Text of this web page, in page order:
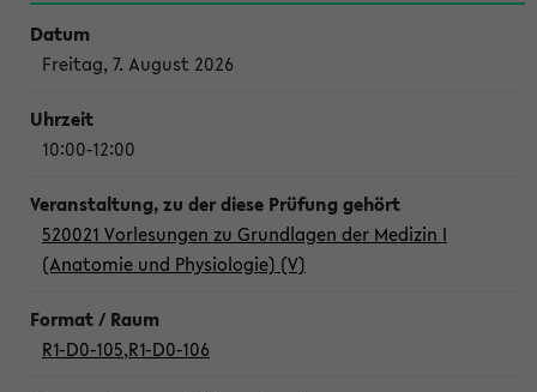
Freitag, 7. August 2026
10:00-12:00
520021 Vorlesungen zu Grundlagen der Medizin I
(Anatomie und Physiologie) (V)
R1-D0-105,R1-D0-106